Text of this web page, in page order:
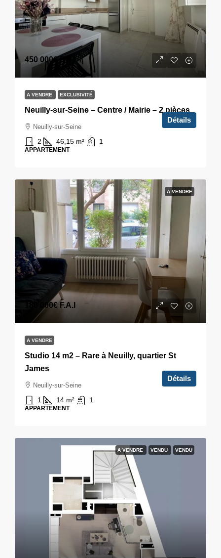
450 000€ F.A.I
A VENDRE EXCLUSIVITÉ
Neuilly-sur-Seine – Centre / Mairie – 2 pièces
Neuilly-sur-Seine
2 46,15 m² 1
APPARTEMENT
Détails
A VENDRE
180 000€F.A.I
A VENDRE
Studio 14 m2 – Rare à Neuilly, quartier St
James
Neuilly-sur-Seine
1 14 m² 1
APPARTEMENT
Détails
A VENDRE VENDU VENDU